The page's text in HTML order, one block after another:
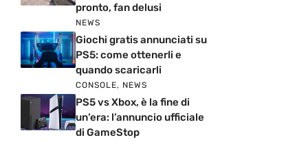
pronto, fan delusi
NEWS
Giochi gratis annunciati su
PS5: come ottenerli e
quando scaricarli
CONSOLE, NEWS
PS5 vs Xbox, è la fine di
un’era: l’annuncio ufficiale
di GameStop